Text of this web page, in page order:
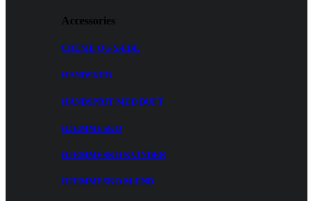
Accessories
CREME OG SÆBE
HANDSKER
HÅNDSPRIT MED DUFT
HJEMMESKO
HJEMMESKO KVINDER
HJEMMESKO MÆND